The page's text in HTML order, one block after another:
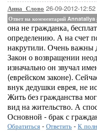
Анна_Слово 26-09-2012-12:52
Ответ на комментарий Annataliya
она не гражданка,
определению. А на счет
накрутили. Очень важны
Закон о возвращении
изначально он звучал
(еврейском законе).
внук дедушки еврея, не
Жить без гражданства
вид на жительство. А
Основной - брак с
Обратиться - Ответить - К